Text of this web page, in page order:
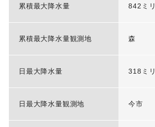
累積最大降水量 842ミリ
累積最大降水量観測地 森
日最大降水量 318ミリ
日最大降水量観測地 今市